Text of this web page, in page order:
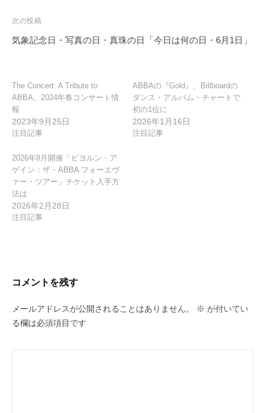
ゲ
ー
ン
次の投稿
気象記念日・写真の日・真珠の日「今日は何の日・6月1日」
The Concert: A Tribute to
ABBA、2024年春コンサート情
報
2023年9月25日
注目記事
ABBAの『Gold』、Billboardの
ダンス・アルバム・チャートで
初の1位に
2026年1月16日
注目記事
2026年8月開催「ビヨルン・ア
ゲイン：ザ・ABBA フォーエヴ
ァー・ツアー」チケット入手方
法は
2026年2月28日
注目記事
コメントを残す
メールアドレスが公開されることはありません。 ※ が付いてい
る欄は必須項目です